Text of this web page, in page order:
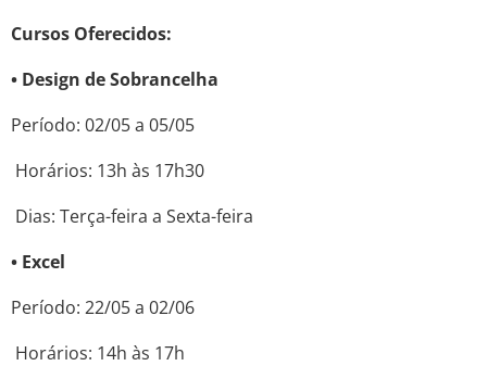
Cursos Oferecidos:
• Design de Sobrancelha
Período: 02/05 a 05/05
Horários: 13h às 17h30
Dias: Terça-feira a Sexta-feira
• Excel
Período: 22/05 a 02/06
Horários: 14h às 17h